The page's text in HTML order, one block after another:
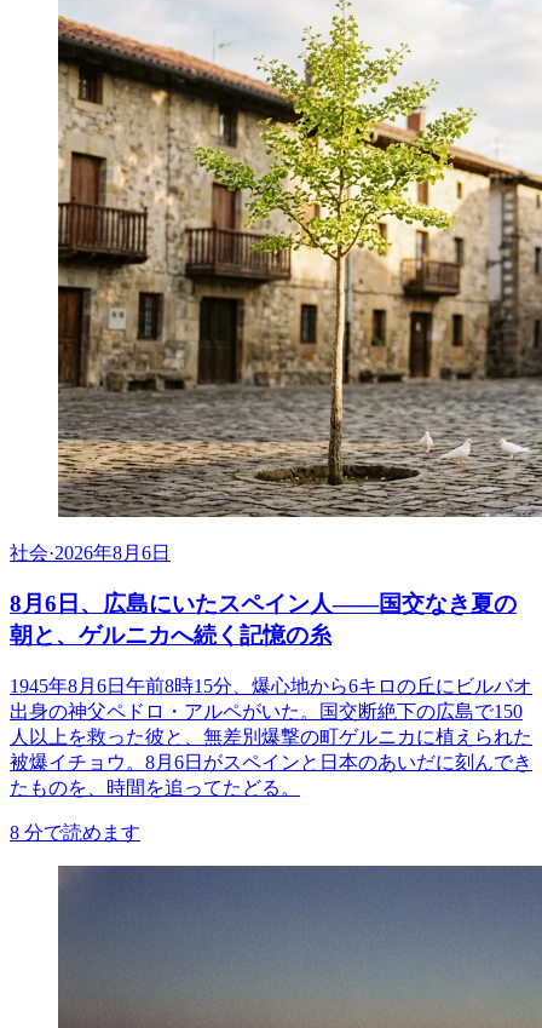
社会·2026年8月6日
8月6日、広島にいたスペイン人――国交なき夏の
朝と、ゲルニカへ続く記憶の糸
1945年8月6日午前8時15分、爆心地から6キロの丘にビルバオ
出身の神父ペドロ・アルペがいた。国交断絶下の広島で150
人以上を救った彼と、無差別爆撃の町ゲルニカに植えられた
被爆イチョウ。8月6日がスペインと日本のあいだに刻んでき
たものを、時間を追ってたどる。
8 分で読めます